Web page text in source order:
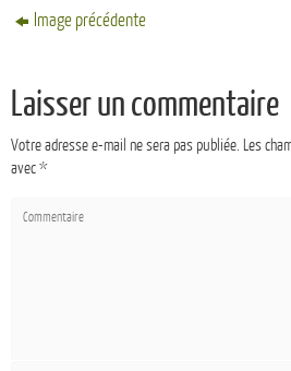
Image précédente
Laisser un commentaire
Votre adresse e-mail ne sera pas publiée. Les
avec*